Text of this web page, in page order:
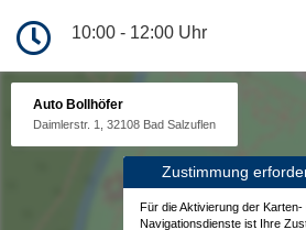
10:00 - 12:00 Uhr
Auto Bollhöfer
Daimlerstr. 1, 32108 Bad Salzuflen
Zustimmung
Für die Aktivierung der Karten-
Navigationsdienste ist Ihre